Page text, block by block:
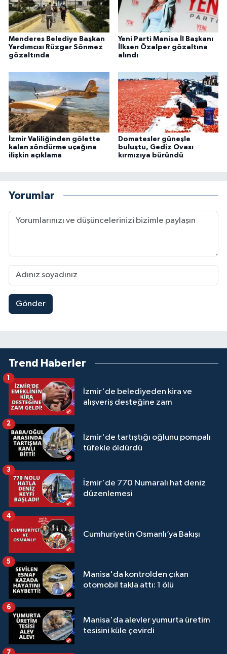
Menderes Belediye Başkan
Yardımcısı Rüzgar Sönmez
gözaltında
Yeni Parti Manisa İl Başkanı
İlksen Özalper gözaltına
alındı
İzmir Valiliğinden gölette
kalan söndürme uçağına
ilişkin açıklama
Domatesler güneşle
buluştu, Gediz Ovası
kırmızıya büründü
Yorumlar
Gönder
Trend Haberler
İzmir'de belediyeden kira ve
alışveriş desteğine zam
İzmir'de tartıştığı oğlunu pompalı
tüfekle öldürdü
2
İzmir'de 770 Numaralı hat deniz
düzenlemesi
3
Cumhuriyetin Osmanlı’ya Bakışı
4
Manisa'da kontrolden çıkan
otomobil takla attı: 1 ölü
5
Manisa'da alevler yumurta üretim
tesisini küle çevirdi
6